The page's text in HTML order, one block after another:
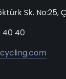
Sk. No:25,
40 40